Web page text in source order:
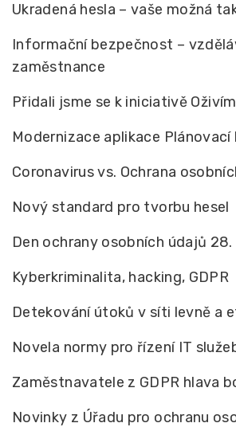
Ukradená hesla – vaše možná
Informační bezpečnost –
zaměstnance
Přidali jsme se k iniciativě
Modernizace aplikace Plánovací
Coronavirus vs. Ochrana
Nový standard pro tvorbu hesel
Den ochrany osobních údajů
Kyberkriminalita, hacking, GDPR
Detekování útoků v síti levně a
Novela normy pro řízení IT
Zaměstnavatele z GDPR hlava
Novinky z Úřadu pro ochranu